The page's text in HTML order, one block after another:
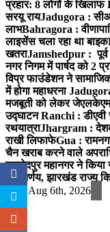
प्रहार: 8 लोगों के खिलाफ
सरयू रायJadugora :
लाभBahragora :
लाइसेंस चला रहा था बाइक
खतराJamshedpur : पूर्व
नगर निगम में पार्षद को 2
विप्र फाउंडेशन ने सामाजिक
में होगा महाधरना
मजबूती को लेकर
उद्घाटनRanchi : डीएवी
रथयात्राJhargram :
राखी लिफाफेGua :
चैन खराब करने वाले
जमशेदपुर महानगर ने किया
का निर्णय, झारखंड
Thu. Aug 6th, 2026